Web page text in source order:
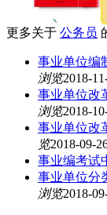
更多关于 公务员
事业单位编
浏览2018-
事业单位改
浏览2018-
事业单位改
览2018-09-
事业编考试
事业单位分
浏览2018-